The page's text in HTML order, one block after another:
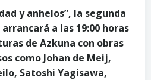
y anhelos”, la segunda
a las 19:00 horas
de Azkuna con obras
como Johan de Meij,
Satoshi Yagisawa,